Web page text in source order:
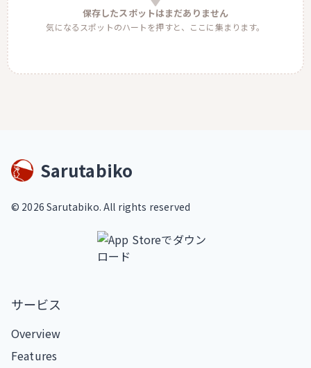
保存したスポットはまだありません
気になるスポットのハートを押すと、ここに集まります。
Sarutabiko
© 2026 Sarutabiko. All rights reserved
サービス
Overview
Features